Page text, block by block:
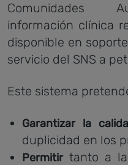
Comunidades
información clínica
disponible en
servicio del SNS a
Este sistema
Garantizar la
duplicidad en los
Permitirtanto a la